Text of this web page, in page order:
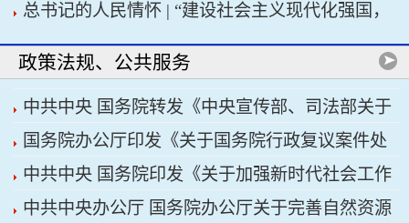
改革发展开创新局面
祝中国共产党成立105周年大会上的讲话》
总书记的人民情怀 | “建设社会主义现代化强国，
关键在科技自立自强”
政策法规、公共服务
中共中央 国务院转发《中央宣传部、司法部关于
开展法治宣传教育的第九个五年规划（2026——
2030年）》
国务院办公厅印发《关于国务院行政复议案件处
理程序的若干规定》
中共中央 国务院印发《关于加强新时代社会工作
的意见》
中共中央办公厅 国务院办公厅关于完善自然资源